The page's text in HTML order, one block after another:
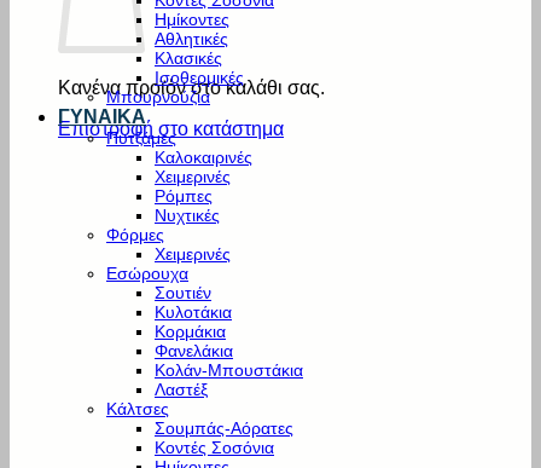
Κανένα προϊόν στο καλάθι σας.
Επιστροφή στο κατάστημα
Ημίκοντες
Αθλητικές
Κλασικές
Ισοθερμικές
Μπουρνούζια
ΓΥΝΑΙΚΑ
Πυτζάμες
Καλοκαιρινές
Χειμερινές
Ρόμπες
Νυχτικές
Φόρμες
Χειμερινές
Εσώρουχα
Σουτιέν
Κυλοτάκια
Κορμάκια
Φανελάκια
Κολάν-Μπουστάκια
Λαστέξ
Κάλτσες
Σουμπάς-Αόρατες
Κοντές Σοσόνια